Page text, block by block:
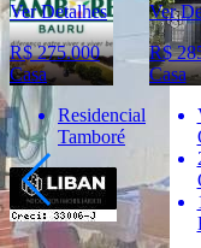
Ver Detalhes
R$ 275.000
Casa
Residencial
Tamboré
Ver
R$
Casa